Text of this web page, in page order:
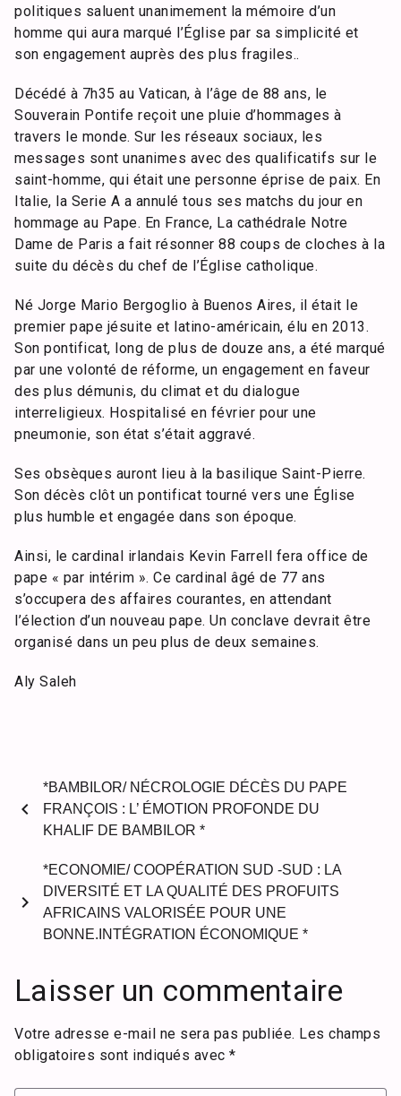
politiques saluent unanimement la mémoire d’un
homme qui aura marqué l’Église par sa simplicité et
son engagement auprès des plus fragiles..
Décédé à 7h35 au Vatican, à l’âge de 88 ans, le
Souverain Pontife reçoit une pluie d’hommages à
travers le monde. Sur les réseaux sociaux, les
messages sont unanimes avec des qualificatifs sur le
saint-homme, qui était une personne éprise de paix. En
Italie, la Serie A a annulé tous ses matchs du jour en
hommage au Pape. En France, La cathédrale Notre
Dame de Paris a fait résonner 88 coups de cloches à la
suite du décès du chef de l’Église catholique.
Né Jorge Mario Bergoglio à Buenos Aires, il était le
premier pape jésuite et latino-américain, élu en 2013.
Son pontificat, long de plus de douze ans, a été marqué
par une volonté de réforme, un engagement en faveur
des plus démunis, du climat et du dialogue
interreligieux. Hospitalisé en février pour une
pneumonie, son état s’était aggravé.
Ses obsèques auront lieu à la basilique Saint-Pierre.
Son décès clôt un pontificat tourné vers une Église
plus humble et engagée dans son époque.
Ainsi, le cardinal irlandais Kevin Farrell fera office de
pape « par intérim ». Ce cardinal âgé de 77 ans
s’occupera des affaires courantes, en attendant
l’élection d’un nouveau pape. Un conclave devrait être
organisé dans un peu plus de deux semaines.
Aly Saleh
chevron_left
*BAMBILOR/ NÉCROLOGIE DÉCÈS DU PAPE
FRANÇOIS : L’ ÉMOTION PROFONDE DU
KHALIF DE BAMBILOR *
*ECONOMIE/ COOPÉRATION SUD -SUD : LA
DIVERSITÉ ET LA QUALITÉ DES PROFUITS
AFRICAINS VALORISÉE POUR UNE
BONNE.INTÉGRATION ÉCONOMIQUE *
chevron_right
Laisser un commentaire
Votre adresse e-mail ne sera pas publiée. Les champs
obligatoires sont indiqués avec *